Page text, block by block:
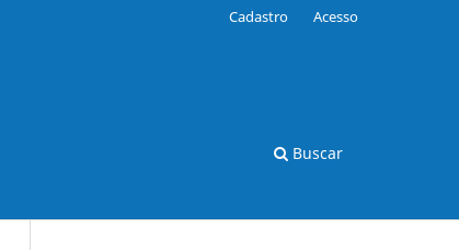
Buscar
Cadastro Acesso